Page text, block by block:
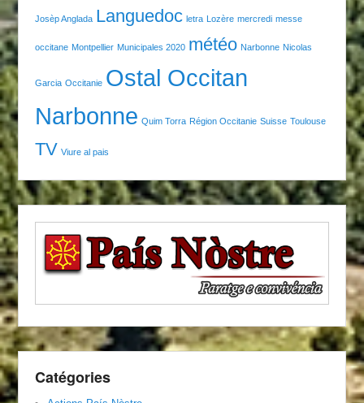
Josèp Anglada Languedoc letra Lozère mercredi messe
occitane Montpellier Municipales 2020 météo Narbonne Nicolas
Garcia Occitanie Ostal Occitan
Narbonne Quim Torra Région Occitanie Suisse Toulouse
TV Viure al pais
Catégories